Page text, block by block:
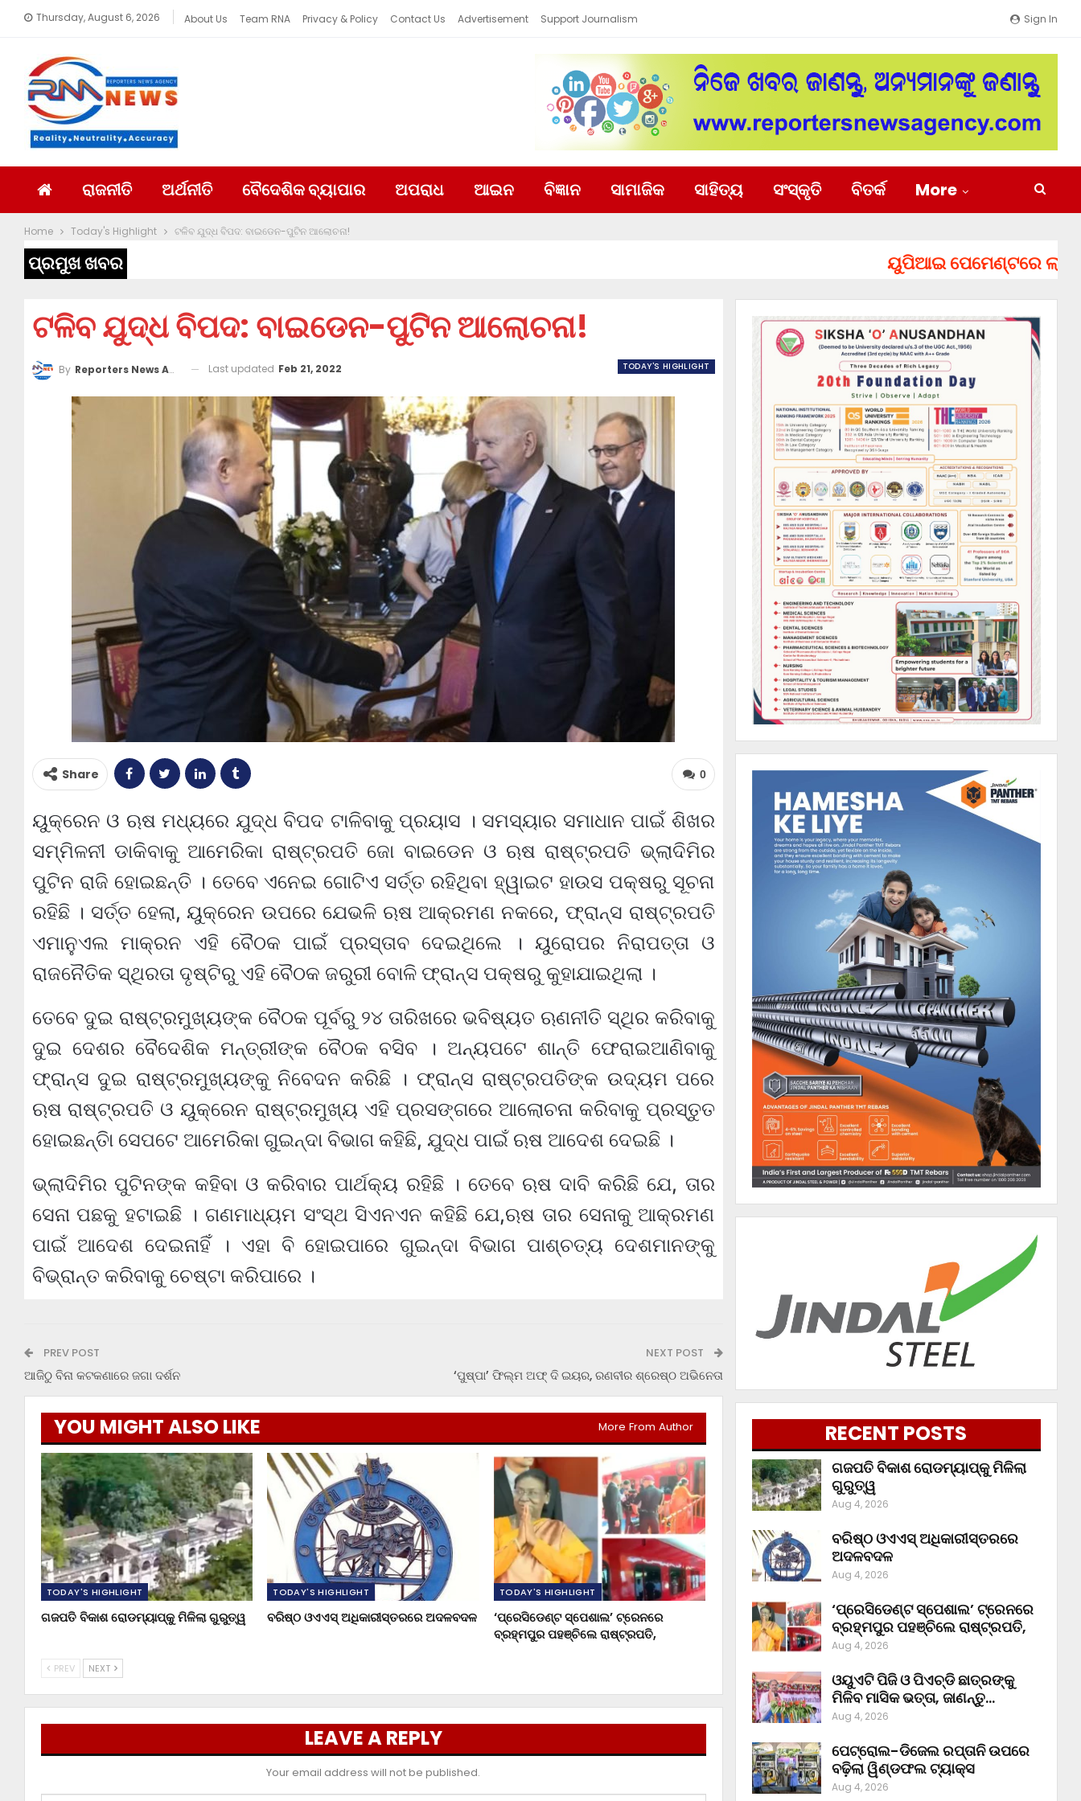
Sign In
Thursday, August 6, 2026 About Us Team RNA Privacy & Policy Contact Us Advertisement Support Journalism
ରାଜନୀତି ଅର୍ଥନୀତି ବୈଦେଶିକ ବ୍ୟାପାର ଅପରାଧ ଆଇନ ବିଜ୍ଞାନ ସାମାଜିକ ସାହିତ୍ୟ ସଂସ୍କୃତି ବିତର୍କ More
Home Today's Highlight ଟଳିବ ଯୁଦ୍ଧ ବିପଦ: ବାଇଡେନ-ପୁଟିନ ଆଲୋଚନା!
ପ୍ରମୁଖ ଖବର ୟୁପିଆଇ ପେମେଣ୍ଟରେ ଲାଗିପାରେ
ଟଳିବ ଯୁଦ୍ଧ ବିପଦ: ବାଇଡେନ-ପୁଟିନ ଆଲୋଚନା!
TODAY'S HIGHLIGHT
By Reporters News Agency Last updated Feb 21, 2022
0
Share
ୟୁକ୍ରେନ ଓ ଋଷ ମଧ୍ୟରେ ଯୁଦ୍ଧ ବିପଦ ଟାଳିବାକୁ ପ୍ରୟାସ । ସମସ୍ୟାର ସମାଧାନ ପାଇଁ ଶିଖର
ସମ୍ମିଳନୀ ଡାକିବାକୁ ଆମେରିକା ରାଷ୍ଟ୍ରପତି ଜୋ ବାଇଡେନ ଓ ଋଷ ରାଷ୍ଟ୍ରପତି ଭ୍ଲାଦିମିର
ପୁଟିନ ରାଜି ହୋଇଛନ୍ତି । ତେବେ ଏନେଇ ଗୋଟିଏ ସର୍ତ୍ତ ରହିଥିବା ହ୍ୱାଇଟ ହାଉସ ପକ୍ଷରୁ ସୂଚନା
ରହିଛି । ସର୍ତ୍ତ ହେଲା, ୟୁକ୍ରେନ ଉପରେ ଯେଭଳି ଋଷ ଆକ୍ରମଣ ନକରେ, ଫ୍ରାନ୍ସ ରାଷ୍ଟ୍ରପତି
ଏମାନୁଏଲ ମାକ୍ରନ ଏହି ବୈଠକ ପାଇଁ ପ୍ରସ୍ତାବ ଦେଇଥିଲେ । ୟୁରୋପର ନିରାପତ୍ତା ଓ
ରାଜନୈତିକ ସ୍ଥିରତା ଦୃଷ୍ଟିରୁ ଏହି ବୈଠକ ଜରୁରୀ ବୋଳି ଫ୍ରାନ୍ସ ପକ୍ଷରୁ କୁହାଯାଇଥିଲା ।
ତେବେ ଦୁଇ ରାଷ୍ଟ୍ରମୁଖ୍ୟଙ୍କ ବୈଠକ ପୂର୍ବରୁ ୨୪ ତାରିଖରେ ଭବିଷ୍ୟତ ଋଣନୀତି ସ୍ଥିର କରିବାକୁ
ଦୁଇ ଦେଶର ବୈଦେଶିକ ମନ୍ତ୍ରୀଙ୍କ ବୈଠକ ବସିବ । ଅନ୍ୟପଟେ ଶାନ୍ତି ଫେରାଇଆଣିବାକୁ
ଫ୍ରାନ୍ସ ଦୁଇ ରାଷ୍ଟ୍ରମୁଖ୍ୟଙ୍କୁ ନିବେଦନ କରିଛି । ଫ୍ରାନ୍ସ ରାଷ୍ଟ୍ରପତିଙ୍କ ଉଦ୍ୟମ ପରେ
ଋଷ ରାଷ୍ଟ୍ରପତି ଓ ୟୁକ୍ରେନ ରାଷ୍ଟ୍ରମୁଖ୍ୟ ଏହି ପ୍ରସଙ୍ଗରେ ଆଲୋଚନା କରିବାକୁ ପ୍ରସ୍ତୁତ
ହୋଇଛନ୍ତିା ସେପଟେ ଆମେରିକା ଗୁଇନ୍ଦା ବିଭାଗ କହିଛି, ଯୁଦ୍ଧ ପାଇଁ ଋଷ ଆଦେଶ ଦେଇଛି ।
ଭ୍ଲାଦିମିର ପୁଟିନଙ୍କ କହିବା ଓ କରିବାର ପାର୍ଥକ୍ୟ ରହିଛି । ତେବେ ଋଷ ଦାବି କରିଛି ଯେ, ତାର
ସେନା ପଛକୁ ହଟାଇଛି । ଗଣମାଧ୍ୟମ ସଂସ୍ଥ ସିଏନଏନ କହିଛି ଯେ,ଋଷ ତାର ସେନାକୁ ଆକ୍ରମଣ
ପାଇଁ ଆଦେଶ ଦେଇନାହିଁ । ଏହା ବି ହୋଇପାରେ ଗୁଇନ୍ଦା ବିଭାଗ ପାଶ୍ଚତ୍ୟ ଦେଶମାନଙ୍କୁ
ବିଭ୍ରାନ୍ତ କରିବାକୁ ଚେଷ୍ଟା କରିପାରେ ।
PREV POST
ଆଜିଠୁ ବିନା କଟକଣାରେ ଜଗା ଦର୍ଶନ
NEXT POST
‘ପୁଷ୍ପା’ ଫିଲ୍ମ ଅଫ୍ ଦି ଇୟର, ରଣବୀର ଶ୍ରେଷ୍ଠ ଅଭିନେତା
YOU MIGHT ALSO LIKE More From Author
TODAY'S HIGHLIGHT
ଗଜପତି ବିକାଶ ରୋଡମ୍ୟାପ୍‌କୁ ମିଳିଲା ଗୁରୁତ୍ୱ
TODAY'S HIGHLIGHT
ବରିଷ୍ଠ ଓଏଏସ୍‌ ଅଧିକାରୀସ୍ତରରେ ଅଦଳବଦଳ
TODAY'S HIGHLIGHT
‘ପ୍ରେସିଡେଣ୍ଟ ସ୍ପେଶାଲ’ ଟ୍ରେନରେ
ବ୍ରହ୍ମପୁର ପହଞ୍ଚିଲେ ରାଷ୍ଟ୍ରପତି,
PREV NEXT
LEAVE A REPLY
Your email address will not be published.
RECENT POSTS
ଗଜପତି ବିକାଶ ରୋଡମ୍ୟାପ୍‌କୁ ମିଳିଲା
ଗୁରୁତ୍ୱ
Aug 4, 2026
ବରିଷ୍ଠ ଓଏଏସ୍‌ ଅଧିକାରୀସ୍ତରରେ
ଅଦଳବଦଳ
Aug 4, 2026
‘ପ୍ରେସିଡେଣ୍ଟ ସ୍ପେଶାଲ’ ଟ୍ରେନରେ
ବ୍ରହ୍ମପୁର ପହଞ୍ଚିଲେ ରାଷ୍ଟ୍ରପତି,
Aug 4, 2026
ଓୟୁଏଟି ପିଜି ଓ ପିଏଚ୍‌ଡି ଛାତ୍ରଙ୍କୁ
ମିଳିବ ମାସିକ ଭତ୍ତା, ଜାଣନ୍ତୁ…
Aug 4, 2026
ପେଟ୍ରୋଲ-ଡିଜେଲ ରପ୍ତାନି ଉପରେ
ବଢ଼ିଲା ୱିଣ୍ଡଫଲ ଟ୍ୟାକ୍ସ
Aug 4, 2026